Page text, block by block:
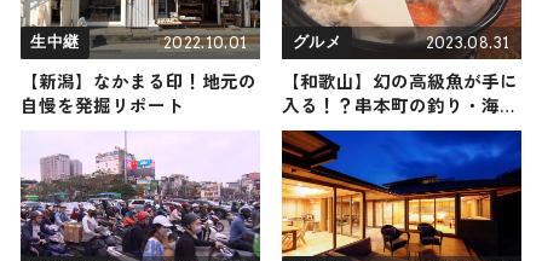
生中継 2022.10.01
【新潟】なかまる印！地元の
自慢を発掘リポート
グルメ 2023.08.31
【和歌山】幻の高級魚が手に
入る！？串本町の釣り・海
鮮・マリンスポーツ